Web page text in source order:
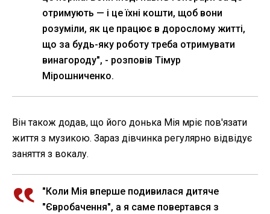
отримують — і це їхні кошти, щоб вони
розуміли, як це працює в дорослому житті,
що за будь-яку роботу треба отримувати
винагороду", - розповів Тімур
Мірошниченко.
Він також додав, що його донька Мія мріє пов'язати
життя з музикою. Зараз дівчинка регулярно відвідує
заняття з вокалу.
"Коли Мія вперше подивилася дитяче
"Євробачення", а я саме повертався з